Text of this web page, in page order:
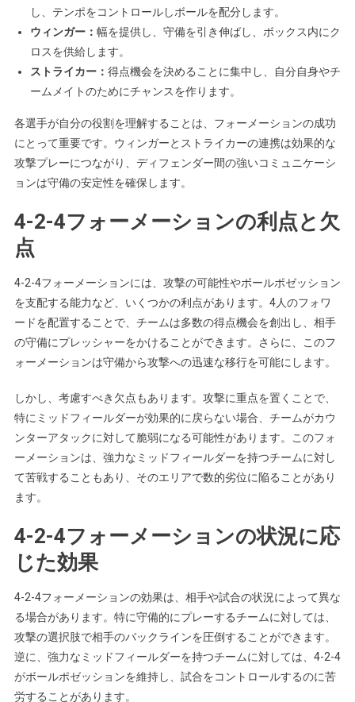
し、テンポをコントロールしボールを配分します。
ウィンガー： 幅を提供し、守備を引き伸ばし、ボックス内にク
ロスを供給します。
ストライカー： 得点機会を決めることに集中し、自分自身やチ
ームメイトのためにチャンスを作ります。
各選手が自分の役割を理解することは、フォーメーションの成功
にとって重要です。ウィンガーとストライカーの連携は効果的な
攻撃プレーにつながり、ディフェンダー間の強いコミュニケーシ
ョンは守備の安定性を確保します。
4-2-4フォーメーションの利点と欠
点
4-2-4フォーメーションには、攻撃の可能性やボールポゼッション
を支配する能力など、いくつかの利点があります。4人のフォワ
ードを配置することで、チームは多数の得点機会を創出し、相手
の守備にプレッシャーをかけることができます。さらに、このフ
ォーメーションは守備から攻撃への迅速な移行を可能にします。
しかし、考慮すべき欠点もあります。攻撃に重点を置くことで、
特にミッドフィールダーが効果的に戻らない場合、チームがカウ
ンターアタックに対して脆弱になる可能性があります。このフォ
ーメーションは、強力なミッドフィールダーを持つチームに対し
て苦戦することもあり、そのエリアで数的劣位に陥ることがあり
ます。
4-2-4フォーメーションの状況に応
じた効果
4-2-4フォーメーションの効果は、相手や試合の状況によって異な
る場合があります。特に守備的にプレーするチームに対しては、
攻撃の選択肢で相手のバックラインを圧倒することができます。
逆に、強力なミッドフィールダーを持つチームに対しては、4-2-4
がボールポゼッションを維持し、試合をコントロールするのに苦
労することがあります。